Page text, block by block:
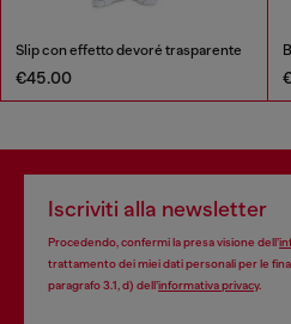
Slip con effetto devoré trasparente
€45.00
Iscriviti alla newsletter
Procedendo, confermi la presa visione dell’
trattamento dei miei dati personali per le
paragrafo 3.1, d) dell’informativa privacy.